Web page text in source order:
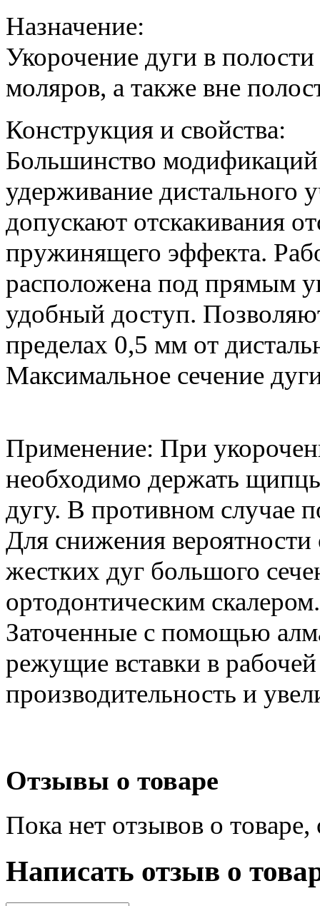
Назначение:
Укорочение дуги в
моляров, а также вне
Конструкция и свойства:
Большинство
удерживание дистального
допускают отскакивания
пружинящего эффекта.
расположена под прямым
удобный доступ.
пределах 0,5 мм от
Максимальное сечение
Применение: При
необходимо держать
дугу. В противном случае
Для снижения
жестких дуг большого
ортодонтическим скалером.
Заточенные с помощью
режущие вставки в
производительность и
Отзывы о товаре
Пока нет отзывов о товаре,
Написать отзыв о